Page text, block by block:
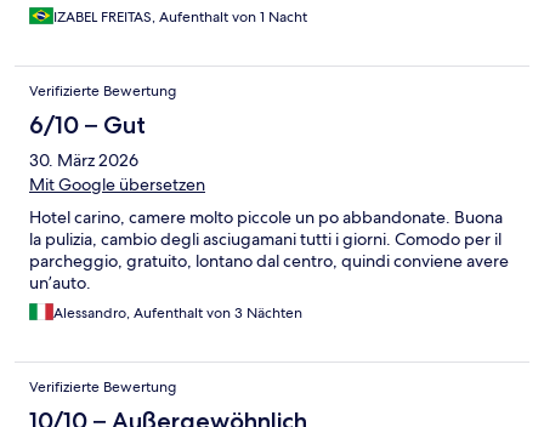
IZABEL FREITAS, Aufenthalt von 1 Nacht
Verifizierte Bewertung
6/10 – Gut
30. März 2026
Mit Google übersetzen
Hotel carino, camere molto piccole un po abbandonate. Buona
la pulizia, cambio degli asciugamani tutti i giorni. Comodo per il
parcheggio, gratuito, lontano dal centro, quindi conviene avere
un’auto.
Alessandro, Aufenthalt von 3 Nächten
Verifizierte Bewertung